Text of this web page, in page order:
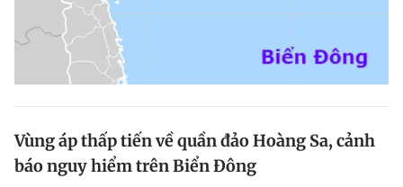
Vùng áp thấp tiến về quần đảo Hoàng Sa, cảnh
báo nguy hiểm trên Biển Đông